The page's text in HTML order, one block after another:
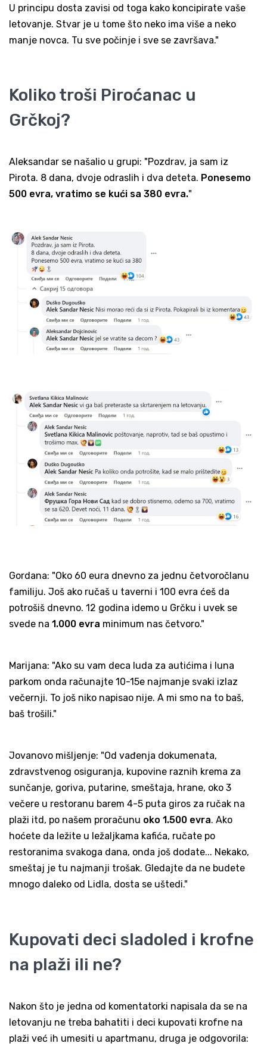
U principu dosta zavisi od toga kako koncipirate vaše
letovanje. Stvar je u tome što neko ima više a neko
manje novca. Tu sve počinje i sve se završava."
Koliko troši Piroćanac u
Grčkoj?
Aleksandar se našalio u grupi: "Pozdrav, ja sam iz
Pirota. 8 dana, dvoje odraslih i dva deteta. Ponesemo
500 evra, vratimo se kući sa 380 evra."
Gordana: "Oko 60 eura dnevno za jednu četvoročlanu
familiju. Još ako ručaš u taverni i 100 evra ćeš da
potrošiš dnevno. 12 godina idemo u Grčku i uvek se
svede na 1.000 evra minimum nas četvoro."
Marijana: "Ako su vam deca luda za autićima i luna
parkom onda računajte 10-15e najmanje svaki izlaz
večernji. To još niko napisao nije. A mi smo na to baš,
baš trošili."
Jovanovo mišljenje: "Od vađenja dokumenata,
zdravstvenog osiguranja, kupovine raznih krema za
sunčanje, goriva, putarine, smeštaja, hrane, oko 3
večere u restoranu barem 4-5 puta giros za ručak na
plaži itd, po našem proračunu oko 1.500 evra. Ako
hoćete da ležite u ležaljkama kafića, ručate po
restoranima svakoga dana, onda još dodate... Nekako,
smeštaj je tu najmanji trošak. Gledajte da ne budete
mnogo daleko od Lidla, dosta se uštedi."
Kupovati deci sladoled i krofne
na plaži ili ne?
Nakon što je jedna od komentatorki napisala da se na
letovanju ne treba bahatiti i deci kupovati krofne na
plaži već ih umesiti u apartmanu, druga je odgovorila: